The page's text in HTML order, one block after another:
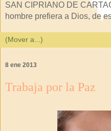
SAN CIPRIANO DE
hombre prefiera a Dios, de
8 ene 2013
Trabaja por la Paz